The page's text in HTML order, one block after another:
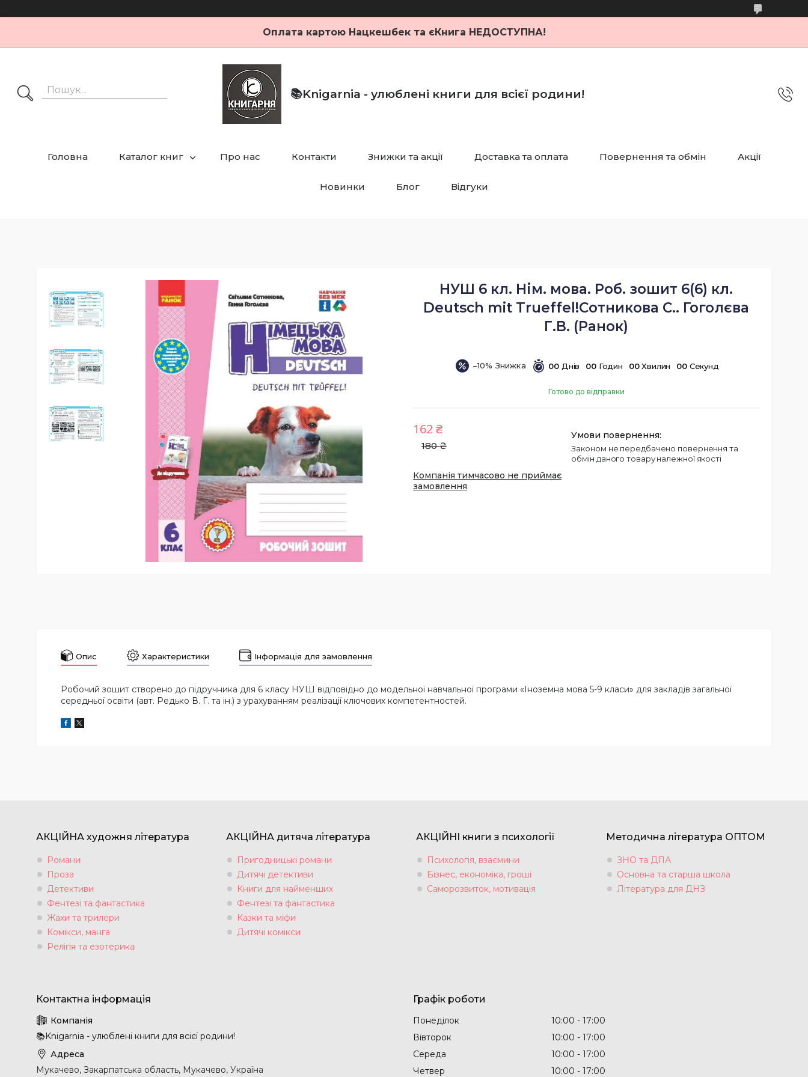
Оплата картою Нацкешбек та єКнига НЕДОСТУПНА!
📚Knigarnia - улюблені книги для всієї родини!
Головна Каталог книг Про нас Контакти Знижки та акції Доставка та оплата Повернення та обмін Акції
Новинки Блог Відгуки
НУШ 6 кл. Нім. мова. Роб. зошит 6(6) кл.
Deutsch mit Trueffel!Сотникова С.. Гоголєва
Г.В. (Ранок)
–10% 00 Днів 00 Годин 00 Хвилин 00 Секунд
Готово до відправки
180 ₴
162 ₴
Компанія тимчасово не приймає
замовлення
Законом не передбачено повернення та
обмін даного товару належної якості
Опис Характеристики Інформація для замовлення
Робочий зошит створено до підручника для 6 класу НУШ відповідно до модельної навчальної програми «Іноземна мова 5-9 класи» для закладів загальної
середньої освіти (авт. Редько В. Г. та ін.) з урахуванням реалізації ключових компетентностей.
АКЦІЙНА художня література
Романи
Проза
Детективи
Фентезі та фантастика
Жахи та трилери
Комікси, манга
Релігія та езотерика
АКЦІЙНА дитяча література
Пригодницькі романи
Дитячі детективи
Книги для найменших
Фентезі та фантастика
Казки та міфи
Дитячі комікси
АКЦІЙНІ книги з психології
Психологія, взаємини
Бізнес, економіка, гроші
Саморозвиток, мотивація
Методична література ОПТОМ
ЗНО та ДПА
Основна та старша школа
Література для ДНЗ
📚Knigarnia - улюблені книги для всієї родини!
Мукачево, Закарпатська область, Мукачево, Україна
Графік роботи
Понеділок 10:00
17:00
Вівторок
10:00
17:00
Середа
10:00
17:00
Четвер
10:00 17:00